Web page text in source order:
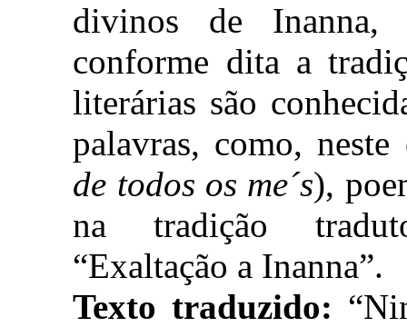
divinos de Inanna,
conforme dita a
literárias são
palavras, como,
de todos os me´s),
na tradição
“Exaltação a Inanna”.
Texto traduzido: